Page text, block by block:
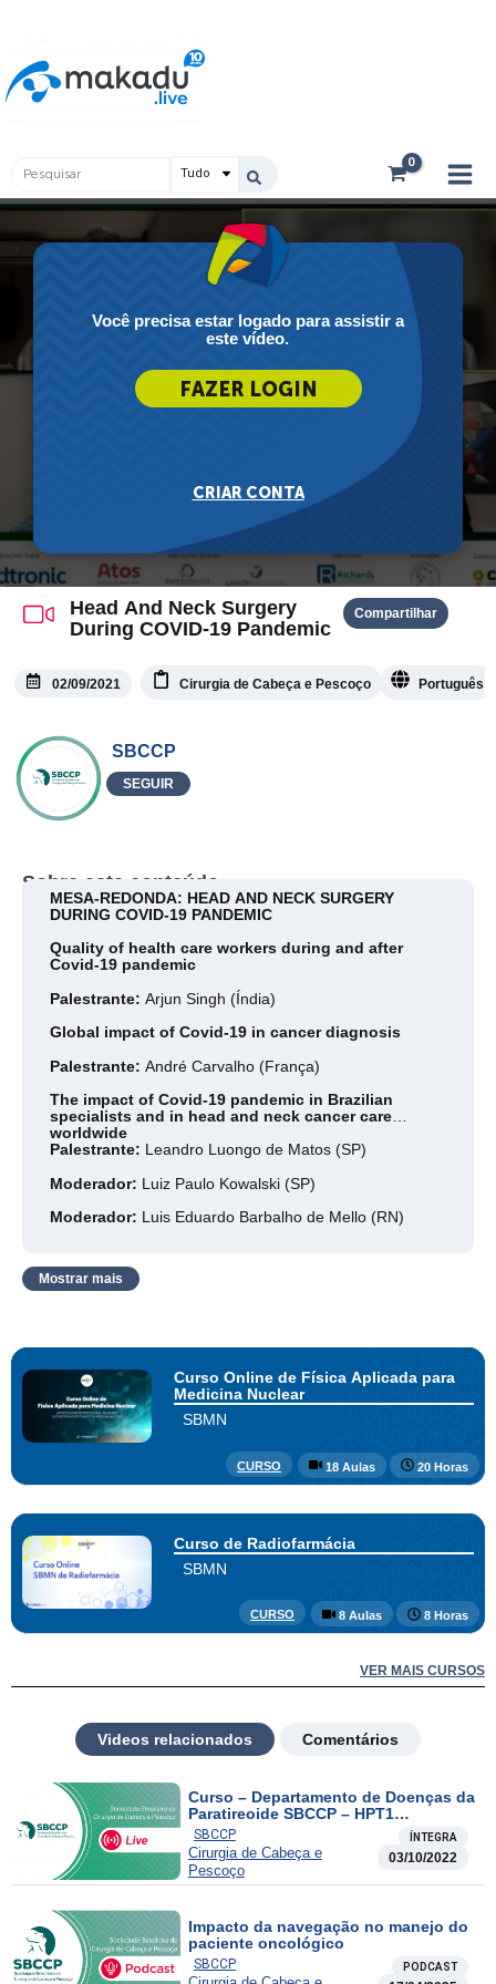
conteúdo
Pesquisar
...
Você precisa estar logado para assistir a
este vídeo.
Head And Neck Surgery
During COVID-19 Pandemic
Compartilhar
02/09/2021 Cirurgia de Cabeça e Pescoço Português
SBCCP
SEGUIR
Sobre este conteúdo
MESA-REDONDA: HEAD AND NECK SURGERY
DURING COVID-19 PANDEMIC
Quality of health care workers during and after
Covid-19 pandemic
Palestrante: Arjun Singh (Índia)
Global impact of Covid-19 in cancer diagnosis
Palestrante: André Carvalho (França)
The impact of Covid-19 pandemic in Brazilian
specialists and in head and neck cancer care
worldwide
Palestrante: Leandro Luongo de Matos (SP)
Moderador: Luiz Paulo Kowalski (SP)
Moderador: Luis Eduardo Barbalho de Mello (RN)
Mostrar mais
Curso Online de Física Aplicada para
Medicina Nuclear
SBMN
CURSO 18 Aulas 20 Horas
Curso de Radiofarmácia
SBMN
CURSO 8 Aulas 8 Horas
VER MAIS CURSOS
Videos relacionados Comentários
Curso – Departamento de Doenças da
Paratireoide SBCCP – HPT1
Recidivado
SBCCP ÍNTEGRA
Cirurgia de Cabeça e
Pescoço
03/10/2022
Impacto da navegação no manejo do
paciente oncológico
SBCCP PODCAST